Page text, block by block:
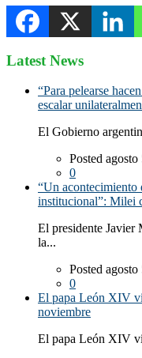
Latest News
“Para pelearse
escalar
El Gobierno
Posted
0
“Un acontecimiento
institucional”: Milei
El presidente
la...
Posted
0
El papa León XIV
noviembre
El papa León XIV